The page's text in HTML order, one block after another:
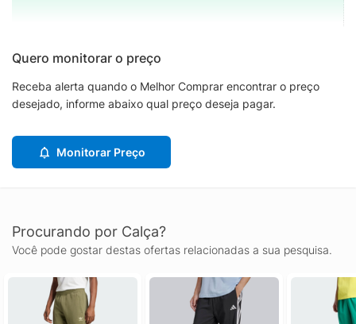
Quero monitorar o preço
Receba alerta quando o Melhor Comprar encontrar o preço
desejado, informe abaixo qual preço deseja pagar.
Monitorar Preço
Procurando por Calça?
Você pode gostar destas ofertas relacionadas a sua pesquisa.